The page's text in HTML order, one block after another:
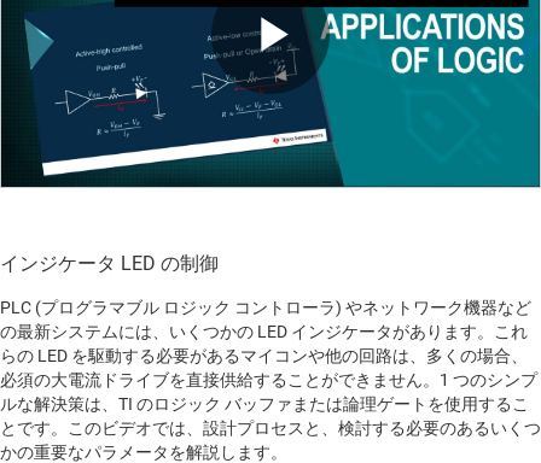
インジケータ LED の制御
PLC (プログラマブル ロジック コントローラ) やネットワーク機器など
の最新システムには、いくつかの LED インジケータがあります。これ
らの LED を駆動する必要があるマイコンや他の回路は、多くの場合、
必須の大電流ドライブを直接供給することができません。1 つのシンプ
ルな解決策は、TI のロジック バッファまたは論理ゲートを使用するこ
とです。このビデオでは、設計プロセスと、検討する必要のあるいくつ
かの重要なパラメータを解説します。
Play
Video